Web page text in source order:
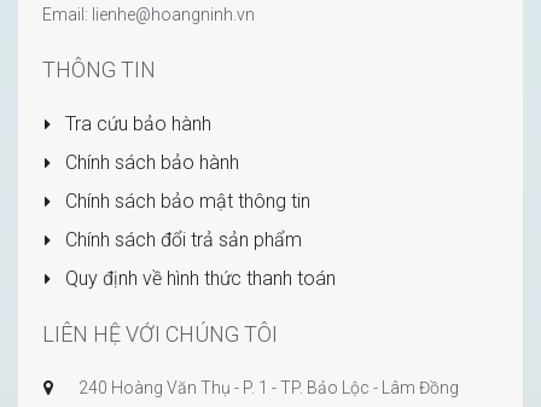
Email: lienhe@hoangninh.vn
THÔNG TIN
Tra cứu bảo hành
Chính sách bảo hành
Chính sách bảo mật thông tin
Chính sách đổi trả sản phẩm
Quy định về hình thức thanh toán
LIÊN HỆ VỚI CHÚNG TÔI
240 Hoàng Văn Thụ - P. 1 - TP. Bảo Lộc - Lâm Đồng